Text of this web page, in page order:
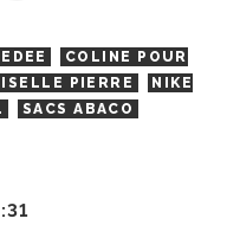
COLINE POUR
PIERRE
NIKE
SACS ABACO